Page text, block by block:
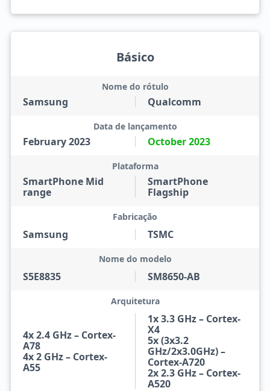
Básico
Samsung
Nome do rótulo
Qualcomm
February 2023
Data de lançamento
October 2023
SmartPhone Mid
range
Plataforma
SmartPhone
Flagship
Samsung
Fabricação
TSMC
S5E8835
Nome do modelo
SM8650-AB
4x 2.4 GHz – Cortex-
A78
4x 2 GHz – Cortex-
A55
Arquitetura
1x 3.3 GHz – Cortex-
X4
5x (3x3.2
GHz/2x3.0GHz) –
Cortex-A720
2x 2.3 GHz – Cortex-
A520